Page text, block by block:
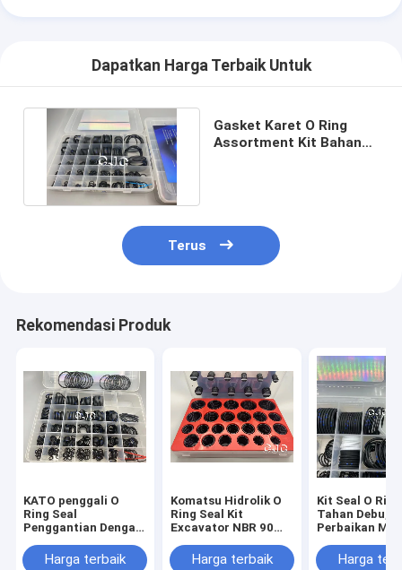
Dapatkan Harga Terbaik Untuk
Gasket Karet O Ring
Assortment Kit Bahan
Terus
Rekomendasi Produk
KATO penggali O
Ring Seal
Penggantian Dengan
Tahan Suhu
Harga terbaik
Komatsu Hidrolik O
Ring Seal Kit
Excavator NBR 90
Harga terbaik
Kit Seal O
Tahan Debu,
Perbaikan
Kepatuhan
Harga